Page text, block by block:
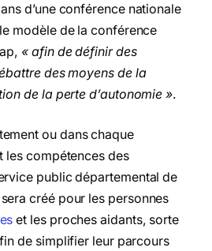
d’une conférence nationale
modèle de la conférence
« afin de définir des
des moyens de la
de la perte d’autonomie ».
ou dans chaque
les compétences des
public départemental de
sera créé pour les personnes
et les proches aidants, sorte
de simplifier leur parcours